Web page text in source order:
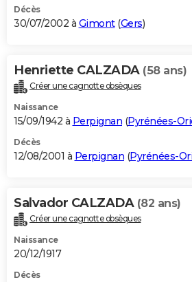
Décès
30/07/2002 à Gimont(Gers)
Henriette CALZADA (58 ans)
Créer une cagnotte obsèques
Naissance
15/09/1942 à Perpignan (Pyrénées-
Décès
12/08/2001 à Perpignan (Pyrénées-
Salvador CALZADA (82 ans)
Créer une cagnotte obsèques
Naissance
20/12/1917
Décès